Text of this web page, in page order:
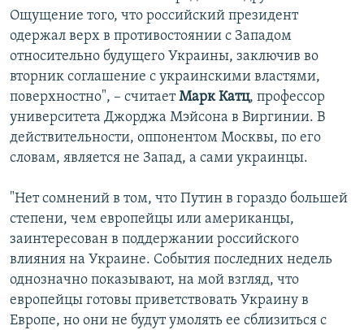
Ощущение того, что российский президент
одержал верх в противостоянии с Западом
относительно будущего Украины, заключив во
вторник соглашение с украинскими властями,
поверхностно", – считаетМарк Катц, профессор
университета Джорджа Мэйсона в Виргинии. В
действительности, оппонентом Москвы, по его
словам, является не Запад, а сами украинцы.
"Нет сомнений в том, что Путин в гораздо большей
степени, чем европейцы или американцы,
заинтересован в поддержании российского
влияния на Украине. События последних недель
однозначно показывают, на мой взгляд, что
европейцы готовы приветствовать Украину в
Европе, но они не будут умолять ее сблизиться с